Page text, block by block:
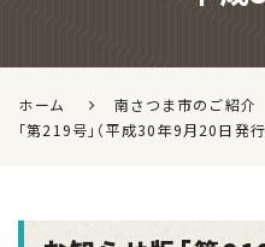
ホーム 南さつま市のご紹介
「第219号」（平成30年9月20日発行